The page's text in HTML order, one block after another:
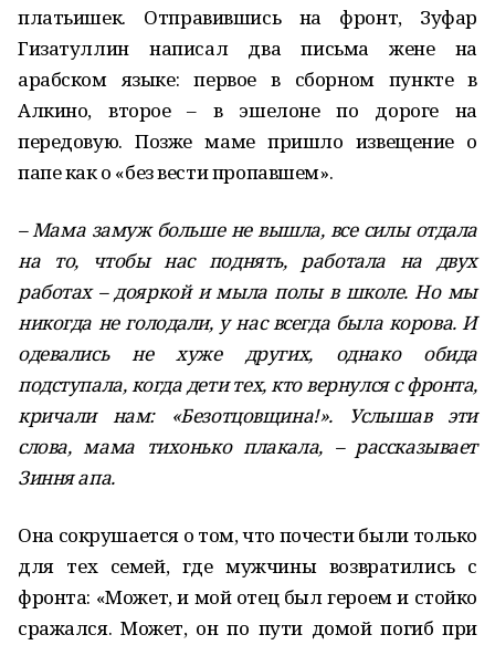
платьишек. Отправившись на фронт, Зуфар
Гизатуллин написал два письма жене на
арабском языке: первое в сборном пункте в
Алкино, второе – в эшелоне по дороге на
передовую. Позже маме пришло извещение о
папе как о «без вести пропавшем».
– Мама замуж больше не вышла, все силы отдала
на то, чтобы нас поднять, работала на двух
работах – дояркой и мыла полы в школе. Но мы
никогда не голодали, у нас всегда была корова. И
одевались не хуже других, однако обида
подступала, когда дети тех, кто вернулся с фронта,
кричали нам: «Безотцовщина!». Услышав эти
слова, мама тихонько плакала, – рассказывает
Зиння апа.
Она сокрушается о том, что почести были только
для тех семей, где мужчины возвратились с
фронта: «Может, и мой отец был героем и стойко
сражался. Может, он по пути домой погиб при